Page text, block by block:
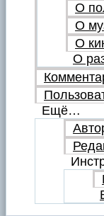
О
О
О
О
Ещё…